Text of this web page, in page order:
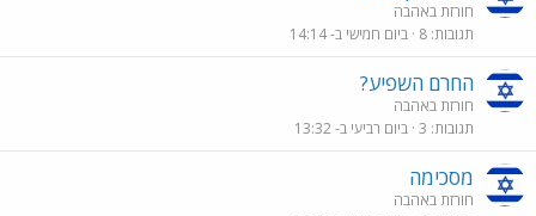
חורזת באהבה
תגובות 8 ביום חמישי ב- 14:14
החרם השפיע?
חורזת באהבה
תגובות 3 ביום רביעי ב- 13:32
מסכימה
חורזת באהבה